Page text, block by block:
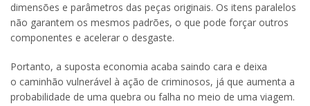
dimensões e parâmetros das peças originais. Os itens paralelos
não garantem os mesmos padrões, o que pode forçar outros
componentes e acelerar o desgaste.
Portanto, a suposta economia acaba saindo cara e deixa
o caminhão vulnerável à ação de criminosos, já que aumenta a
probabilidade de uma quebra ou falha no meio de uma viagem.